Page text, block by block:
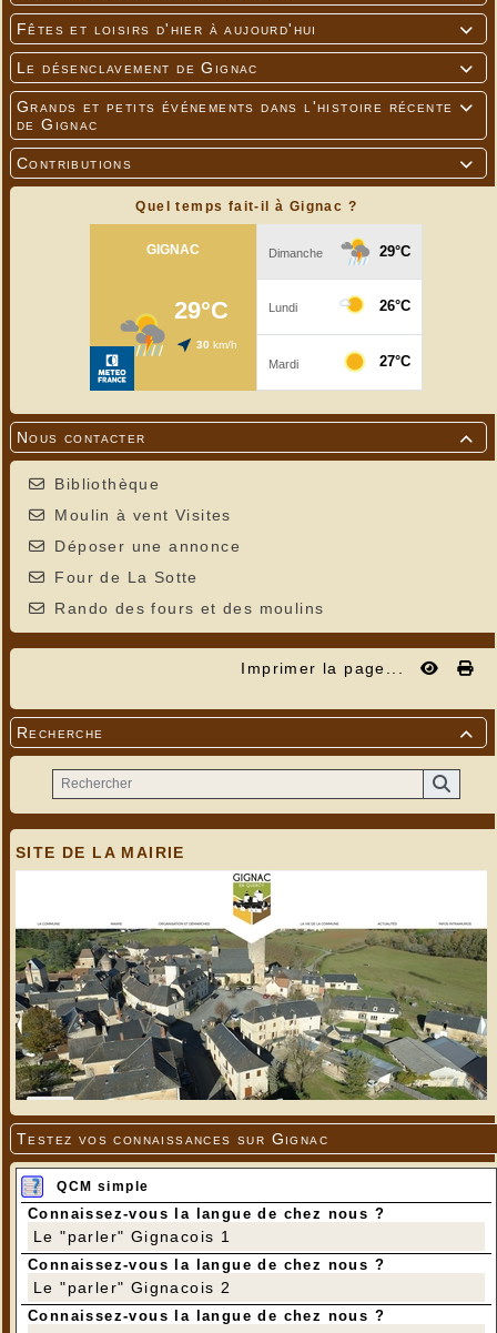

Fêtes et loisirs d'hier à aujourd'hui

Le désenclavement de Gignac

Grands et petits événements dans l'histoire récente
de Gignac

Contributions
Quel temps fait-il à Gignac ?

Nous contacter
Bibliothèque
Moulin à vent Visites
Déposer une annonce
Four de La Sotte
Rando des fours et des moulins
Imprimer la page...

Recherche
SITE DE LA MAIRIE
Testez vos connaissances sur Gignac
QCM simple
Connaissez-vous la langue de chez nous ?
Le "parler" Gignacois 1
Connaissez-vous la langue de chez nous ?
Le "parler" Gignacois 2
Connaissez-vous la langue de chez nous ?